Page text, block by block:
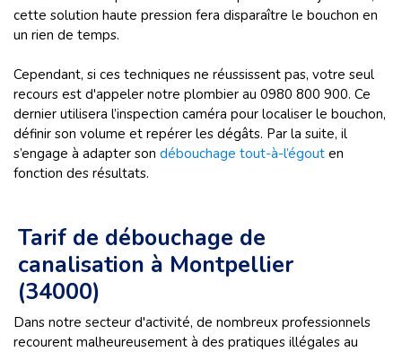
cette solution haute pression fera disparaître le bouchon en
un rien de temps.
Cependant, si ces techniques ne réussissent pas, votre seul
recours est d'appeler notre plombier au 0980 800 900. Ce
dernier utilisera l’inspection caméra pour localiser le bouchon,
définir son volume et repérer les dégâts. Par la suite, il
s’engage à adapter son débouchage tout-à-l’égout en
fonction des résultats.
Tarif de débouchage de
canalisation à Montpellier
(34000)
Dans notre secteur d'activité, de nombreux professionnels
recourent malheureusement à des pratiques illégales au